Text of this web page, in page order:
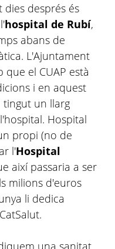
dies després és
hospital de Rubí,
abans de
L'Ajuntament
que el CUAP està
i en aquest
tingut un llarg
Hospital
propi (no de
l'Hospital
així passaria a ser
milions d'euros
li dedica
una sanitat